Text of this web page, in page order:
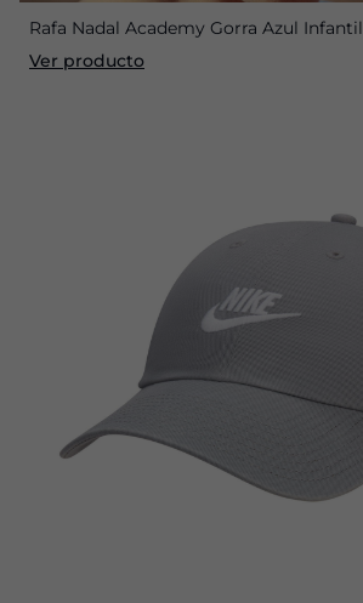
Rafa Nadal Academy Gorra Azul Infantil
Ver producto